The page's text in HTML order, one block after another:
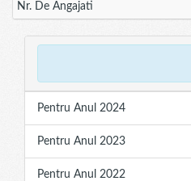
Nr. De Angajati
Pentru Anul 2024
Pentru Anul 2023
Pentru Anul 2022